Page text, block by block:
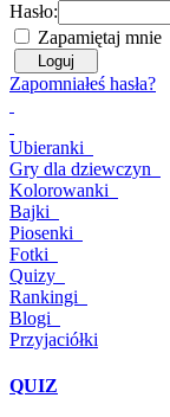
Hasło:
Zapamiętaj mnie
Zapomniałeś hasła?
Ubieranki
Gry dla dziewczyn
Kolorowanki
Bajki
Piosenki
Fotki
Quizy
Rankingi
Blogi
Przyjaciółki
QUIZ